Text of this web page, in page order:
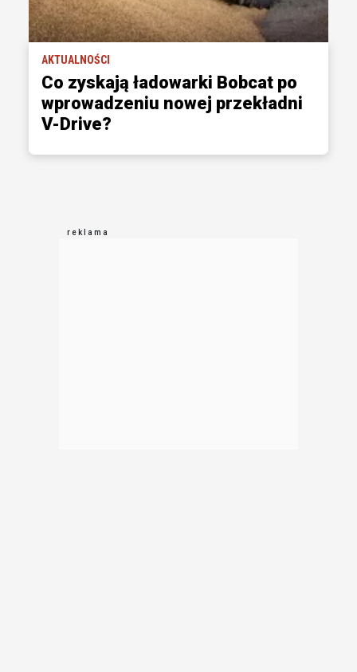
AKTUALNOŚCI
Co zyskają ładowarki Bobcat po
wprowadzeniu nowej przekładni
V-Drive?